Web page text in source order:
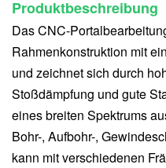
Produktbeschreibung
Das CNC-
Rahmenkonstruktion mit
und zeichnet sich durch
Stoßdämpfung und gute
eines breiten Spektrums
Bohr-, Aufbohr-,
kann mit verschiedenen